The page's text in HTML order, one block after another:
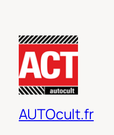
AUTOcult.fr